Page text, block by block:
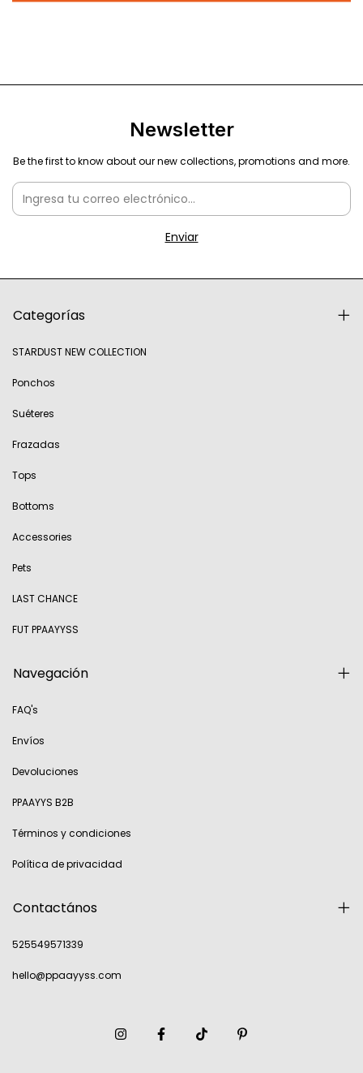
Newsletter
Be the first to know about our new collections, promotions and more.
Categorías
STARDUST NEW COLLECTION
Ponchos
Suéteres
Frazadas
Tops
Bottoms
Accessories
Pets
LAST CHANCE
FUT PPAAYYSS
Navegación
FAQ's
Envíos
Devoluciones
PPAAYYS B2B
Términos y condiciones
Política de privacidad
Contactános
525549571339
hello@ppaayyss.com